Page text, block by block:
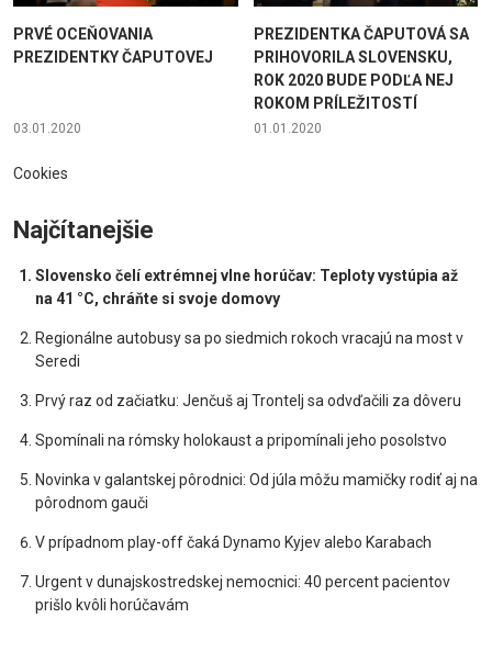
PRVÉ OCEŇOVANIA
PREZIDENTKY ČAPUTOVEJ
03.01.2020
PREZIDENTKA ČAPUTOVÁ SA
PRIHOVORILA SLOVENSKU,
ROK 2020 BUDE PODĽA NEJ
ROKOM PRÍLEŽITOSTÍ
01.01.2020
Cookies
Najčítanejšie
Slovensko čelí extrémnej vlne horúčav: Teploty vystúpia až
na 41 °C, chráňte si svoje domovy
Regionálne autobusy sa po siedmich rokoch vracajú na most v
Seredi
Prvý raz od začiatku: Jenčuš aj Trontelj sa odvďačili za dôveru
Spomínali na rómsky holokaust a pripomínali jeho posolstvo
Novinka v galantskej pôrodnici: Od júla môžu mamičky rodiť aj na
pôrodnom gauči
V prípadnom play-off čaká Dynamo Kyjev alebo Karabach
Urgent v dunajskostredskej nemocnici: 40 percent pacientov
prišlo kvôli horúčavám